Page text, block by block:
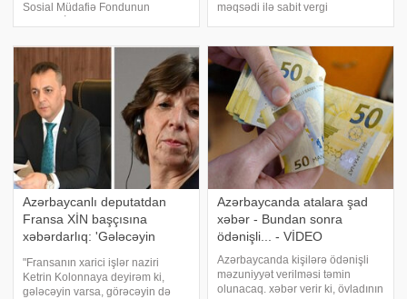
Sosial Müdafiə Fondunun
vətəndaş məcburi sosial sığorta
haqqı ilə yanaşı, belə fonda d
məqsədi ilə sabit vergi
kreditlərinə çıxşını təmin etmək
üçün müvafiq tədbirlər
hazırlanıb".
Azərbaycanlı deputatdan
Fransa XİN başçısına
xəbərdarlıq: 'Gələcəyin
"Fransanın xarici işlər naziri
Ketrin Kolonnaya deyirəm ki,
gələcəyin varsa, görəcəyin də
Azərbaycanda atalara şad
xəbər - Bundan sonra
ödənişli... - VİDEO
Azərbaycanda kişilərə ödənişli
məzuniyyət verilməsi təmin
olunacaq. xəbər verir ki, övladının